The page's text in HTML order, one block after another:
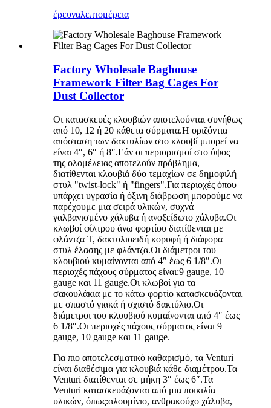
έρευναλεπτομέρεια
Factory Wholesale Baghouse
Framework Filter Bag Cages For
Dust Collector
Οι κατασκευές κλουβιών αποτελούνται συνήθως
από 10, 12 ή 20 κάθετα σύρματα.Η οριζόντια
απόσταση των δακτυλίων στο κλουβί μπορεί να
είναι 4″, 6″ ή 8″.Εάν οι περιορισμοί στο ύψος
της ολομέλειας αποτελούν πρόβλημα,
διατίθενται κλουβιά δύο τεμαχίων σε δημοφιλή
στυλ "twist-lock" ή "fingers".Για περιοχές όπου
υπάρχει υγρασία ή όξινη διάβρωση μπορούμε να
παρέχουμε μια σειρά υλικών, συχνά
γαλβανισμένο χάλυβα ή ανοξείδωτο χάλυβα.Οι
κλωβοί φίλτρου άνω φορτίου διατίθενται με
φλάντζα T, δακτυλιοειδή κορυφή ή διάφορα
στυλ έλασης με φλάντζα.Οι διάμετροι του
κλουβιού κυμαίνονται από 4″ έως 6 1/8″.Οι
περιοχές πάχους σύρματος είναι:9 gauge, 10
gauge και 11 gauge.Οι κλωβοί για τα
σακουλάκια με το κάτω φορτίο κατασκευάζονται
με σπαστό γιακά ή σχιστό δακτύλιο.Οι
διάμετροι του κλουβιού κυμαίνονται από 4″ έως
6 1/8″.Οι περιοχές πάχους σύρματος είναι 9
gauge, 10 gauge και 11 gauge.
Για πιο αποτελεσματικό καθαρισμό, τα Venturi
είναι διαθέσιμα για κλουβιά κάθε διαμέτρου.Τα
Venturi διατίθενται σε μήκη 3″ έως 6″.Τα
Venturi κατασκευάζονται από μια ποικιλία
υλικών, όπως:αλουμίνιο, ανθρακούχο χάλυβα,